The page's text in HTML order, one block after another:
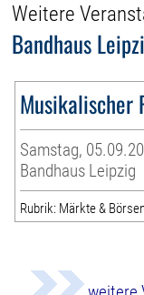
Weitere
Bandhaus
Musikalischer
Samstag,
Bandhaus Leipzig
Rubrik: Märkte &